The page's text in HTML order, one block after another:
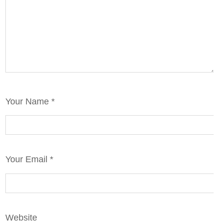
Your Name *
Your Email *
Website